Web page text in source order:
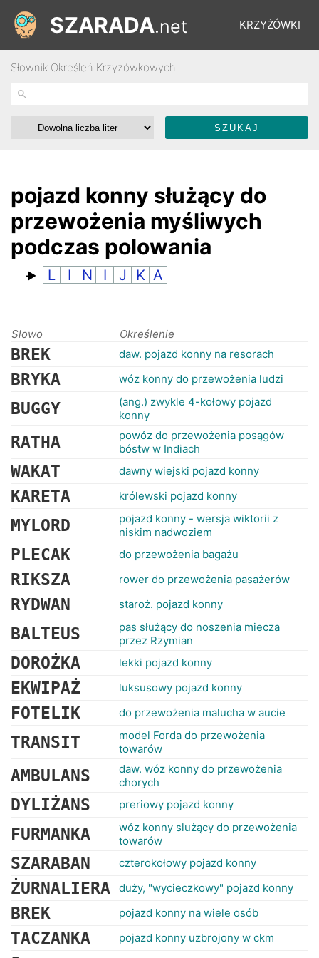
KRZYŻÓWKI
ŁAMIGŁÓWKI
SŁOWNIK
SZARADA.net
Słownik Określeń Krzyżówkowych
pojazd konny służący do
przewożenia myśliwych
podczas polowania
L I N I J K A
Słowo Określenie
BREK daw. pojazd konny na resorach
BRYKA wóz konny do przewożenia ludzi
BUGGY
(ang.) zwykle 4-kołowy pojazd
konny
RATHA
powóz do przewożenia posągów
bóstw w Indiach
WAKAT dawny wiejski pojazd konny
KARETA królewski pojazd konny
MYLORD
pojazd konny - wersja wiktorii z
niskim nadwoziem
PLECAK do przewożenia bagażu
RIKSZA rower do przewożenia pasażerów
RYDWAN staroż. pojazd konny
BALTEUS
pas służący do noszenia miecza
przez Rzymian
DOROŻKA lekki pojazd konny
EKWIPAŻ luksusowy pojazd konny
FOTELIK do przewożenia malucha w aucie
TRANSIT
model Forda do przewożenia
towarów
AMBULANS
daw. wóz konny do przewożenia
chorych
DYLIŻANS preriowy pojazd konny
FURMANKA
wóz konny slużący do przewożenia
towarów
SZARABAN czterokołowy pojazd konny
ŻURNALIERA duży, "wycieczkowy" pojazd konny
BREK pojazd konny na wiele osób
TACZANKA pojazd konny uzbrojony w ckm